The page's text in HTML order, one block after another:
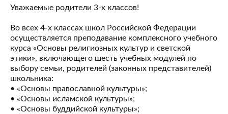
Уважаемые родители 3-х классов!
Во всех 4-х классах школ Российской Федерации
осуществляется преподавание комплексного учебного
курса «Основы религиозных культур и светской
этики», включающего шесть учебных модулей по
выбору семьи, родителей (законных представителей)
школьника:
• «Основы православной культуры»;
• «Основы исламской культуры»;
• «Основы буддийской культуры»;